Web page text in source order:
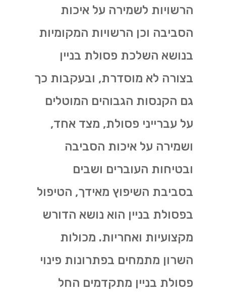
הרשויות לשמירה על איכות
הסביבה וכן הרשויות המקומיות
בנושא השלכת פסולת בניין
בצורה לא מוסדרת, ובעקבות כך
גם הקנסות הגבוהים המוטלים
על עברייני פסולת, מצד אחד,
ושמירה על איכות הסביבה
ובטיחות העוברים ושבים
בסביבת השיפוץ מאידך, הטיפול
בפסולת בניין הוא נושא הדורש
מקצועיות ואחריות. מכולות
השרון מתמחים בפתרונות פינוי
פסולת בניין מתקדמים החל